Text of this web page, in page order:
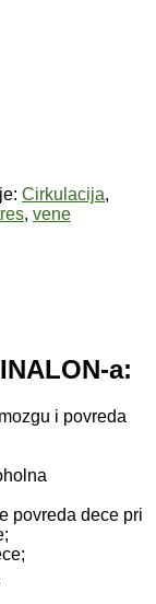
Cirkulacija,
, vene
a:
i povreda
povreda dece pri